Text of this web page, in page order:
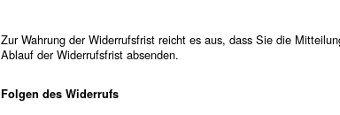
Zur Wahrung der Widerrufsfrist reicht es aus, dass Sie die
Ablauf der Widerrufsfrist absenden.
Folgen des Widerrufs